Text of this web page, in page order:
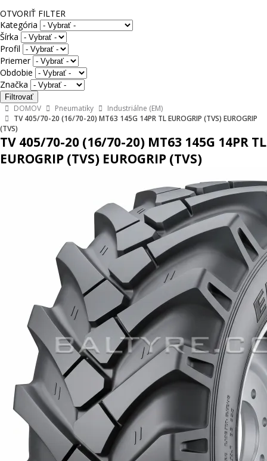
OTVORIŤ FILTER
Kategória
Šírka
Profil
Priemer
Obdobie
Značka
DOMOV Pneumatiky
Industriálne (EM)
TV 405/70-20 (16/70-20) MT63 145G 14PR TL EUROGRIP (TVS) EUROGRIP
(TVS)
TV 405/70-20 (16/70-20) MT63 145G 14PR TL
EUROGRIP (TVS) EUROGRIP (TVS)